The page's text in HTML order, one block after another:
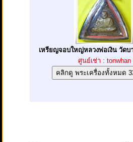
เหรียญจอบใหญ่หลวงพ่อเงิน วัดบ
ศูนย์เช่า : tonwhan